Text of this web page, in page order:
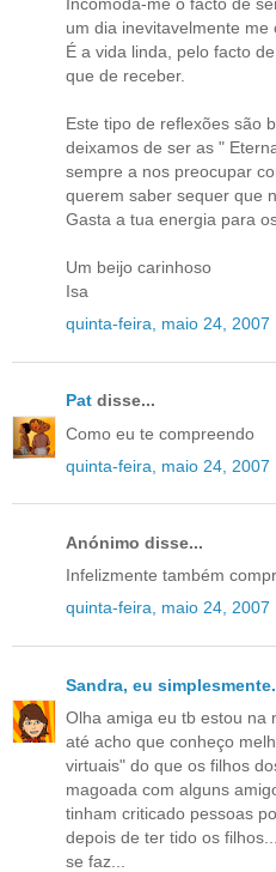
um dia inevitavelmente me
É a vida linda, pelo facto
que de receber.
Este tipo de reflexões são
deixamos de ser as "
sempre a nos preocupar
querem saber sequer que
Gasta a tua energia para
Um beijo carinhoso
Isa
quinta-feira, maio 24, 2007
Pat disse...
Como eu te compreendo
quinta-feira, maio 24, 2007
Anónimo disse...
Infelizmente também
quinta-feira, maio 24, 2007
Sandra, eu
Olha amiga eu tb estou na
até acho que conheço
virtuais" do que os filhos
magoada com alguns
tinham criticado pessoas
depois de ter tido os
se faz...